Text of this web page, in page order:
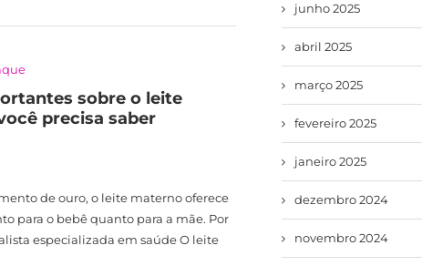
sobre o leite
precisa saber
de ouro, o leite materno oferece
para o bebê quanto para a mãe. Por
especializada em saúde O leite
junho 2025
abril 2025
março 2025
fevereiro 2025
janeiro 2025
dezembro 2024
novembro 2024